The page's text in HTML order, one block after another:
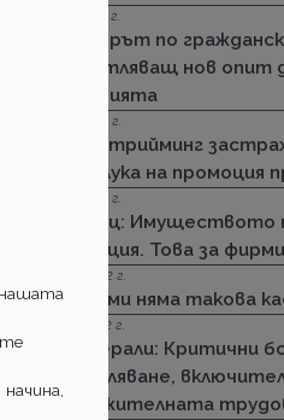
15.11.2022 г.
Стикерът по
впечатляващ нов опит
историята
01.11.2022 г.
ДЗИ: Стрийминг
злополука на промоция
01.11.2022 г.
Армеец: Имуществото
промоция. Това за
23.09.2022 г.
ДЗИ: Ами няма такова
21.09.2022 г.
Дженерали: Критични
и заболяване,
задължителната